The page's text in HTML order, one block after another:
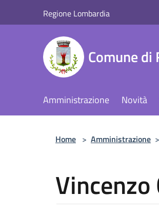
Regione Lombardia
Comune di
Amministrazione Novità
Home > Amministrazione >
Vincenzo